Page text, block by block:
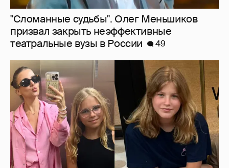
"Сломанные судьбы". Олег Меньшиков
призвал закрыть неэффективные
театральные вузы в России
49